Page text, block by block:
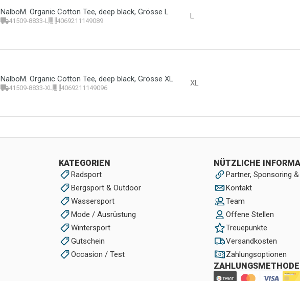
NalboM. Organic Cotton Tee, deep black, Grösse L
41509-8833-L 4069211149089 L
NalboM. Organic Cotton Tee, deep black, Grösse XL
41509-8833-XL 4069211149096 XL
KATEGORIEN
Radsport
Bergsport & Outdoor
Wassersport
Mode / Ausrüstung
Wintersport
Gutschein
Occasion / Test
NÜTZLICHE
Partner, Sponsoring
Kontakt
Team
Offene Stellen
Treuepunkte
Versandkosten
Zahlungsoptionen